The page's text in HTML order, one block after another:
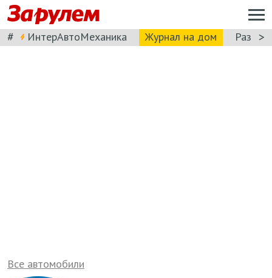
# ИнтерАвтоМеханика Журнал на дом >
Все автомобили